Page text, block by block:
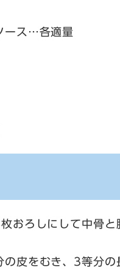
ース…各適量
おろしにして中骨
の皮をむき、3等分